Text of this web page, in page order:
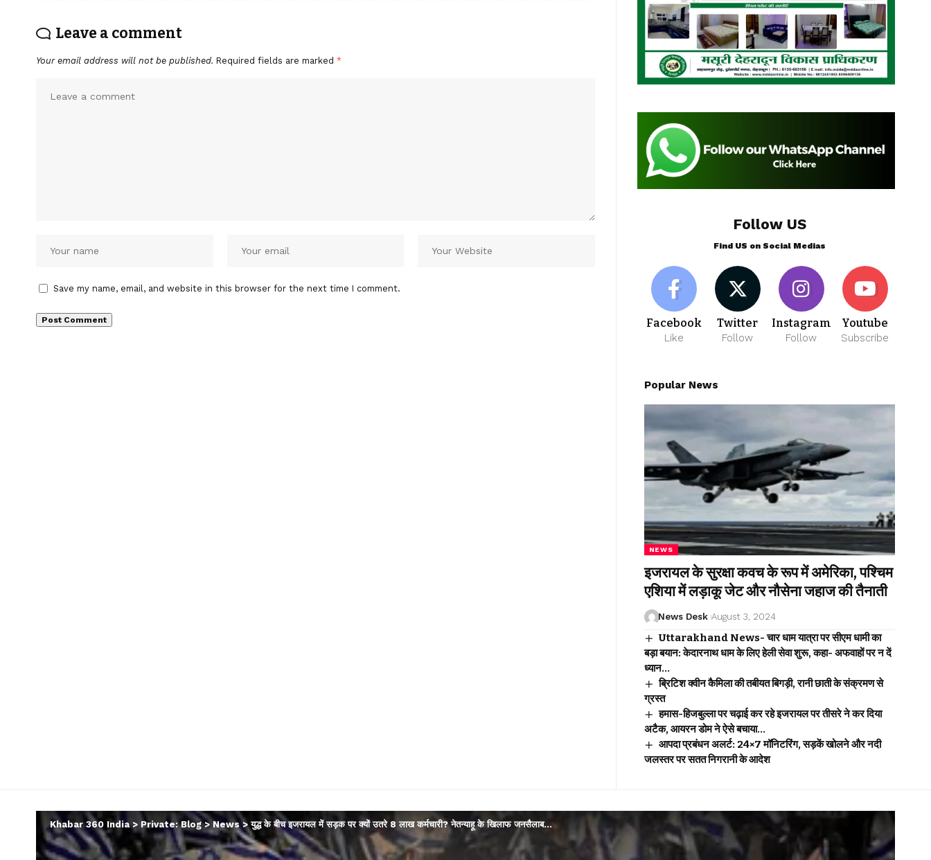
Leave a comment
Your email address will not be published. Required fields are marked *
Save my name, email, and website in this browser for the next time I comment.
Follow US
Find US on Social Medias
Facebook
Like
Twitter
Follow
Instagram
Follow
Youtube
Subscribe
Popular News
NEWS
इजरायल के सुरक्षा कवच के रूप में अमेरिका, पश्चिम
एशिया में लड़ाकू जेट और नौसेना जहाज की तैनाती
News Desk August 3, 2024
Uttarakhand News- चार धाम यात्रा पर सीएम धामी का
बड़ा बयान: केदारनाथ धाम के लिए हेली सेवा शुरू, कहा- अफवाहों पर न दें
ध्यान…
ब्रिटिश क्वीन कैमिला की तबीयत बिगड़ी, रानी छाती के संक्रमण से
ग्रस्त
हमास-हिजबुल्ला पर चढ़ाई कर रहे इजरायल पर तीसरे ने कर दिया
अटैक, आयरन डोम ने ऐसे बचाया…
आपदा प्रबंधन अलर्ट: 24×7 मॉनिटरिंग, सड़कें खोलने और नदी
जलस्तर पर सतत निगरानी के आदेश
Khabar 360 India > Private: Blog> News >युद्ध के बीच इजरायल में सड़क पर क्यों उतरे 8 लाख कर्मचारी? नेतन्याहू के खिलाफ जनसैलाब…